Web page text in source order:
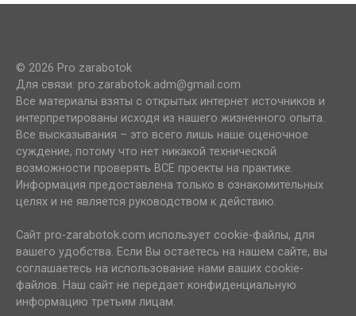
© 2026 Pro zarabotok
Для связи: pro.zarabotok.adm@gmail.com
Все материалы взяты с открытых интернет источников и
интерпретированы исходя из нашего жизненного опыта.
Все высказывания – это всего лишь наше оценочное
суждение, потому что нет никакой технической
возможности проверять ВСЕ проекты на практике.
Информация предоставлена только в ознакомительных
целях и не является руководством к действию.
Сайт pro-zarabotok.com использует cookie-файлы, для
вашего удобства. Если Вы остаетесь на нашем сайте, вы
соглашаетесь на использование нами ваших cookie-
файлов. Наш сайт не передает конфиденциальную
информацию третьим лицам.